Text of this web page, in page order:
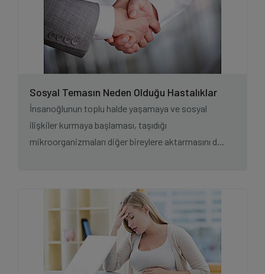
Sosyal Temasın Neden Olduğu Hastalıklar
İnsanoğlunun toplu halde yaşamaya ve sosyal
ilişkiler kurmaya başlaması, taşıdığı
mikroorganizmaları diğer bireylere aktarmasını d...